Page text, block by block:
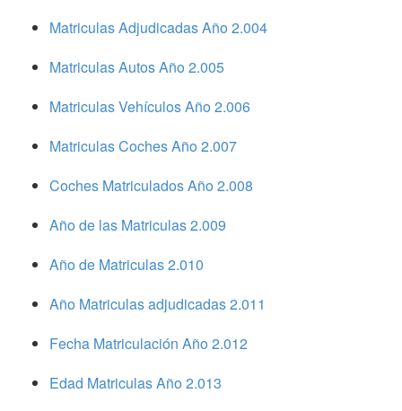
Matriculas Adjudicadas Año 2.004
Matriculas Autos Año 2.005
Matriculas Vehículos Año 2.006
Matriculas Coches Año 2.007
Coches Matriculados Año 2.008
Año de las Matriculas 2.009
Año de Matriculas 2.010
Año Matriculas adjudicadas 2.011
Fecha Matriculación Año 2.012
Edad Matriculas Año 2.013